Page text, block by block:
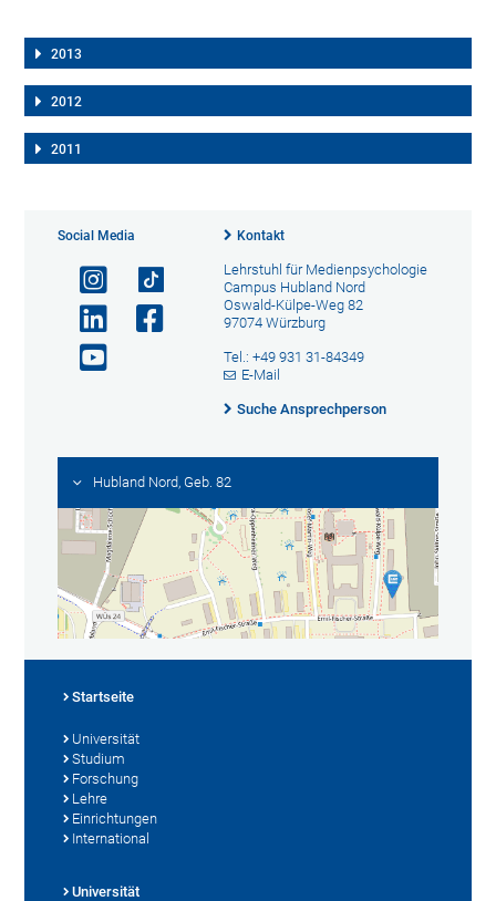
2013
2012
2011
Social Media Kontakt
Lehrstuhl für Medienpsychologie
Campus Hubland Nord
Oswald-Külpe-Weg 82
97074 Würzburg
Tel.: +49 931 31-84349
E-Mail
Suche Ansprechperson
Hubland Nord, Geb. 82
Startseite
Universität
Studium
Forschung
Lehre
Einrichtungen
International
Universität